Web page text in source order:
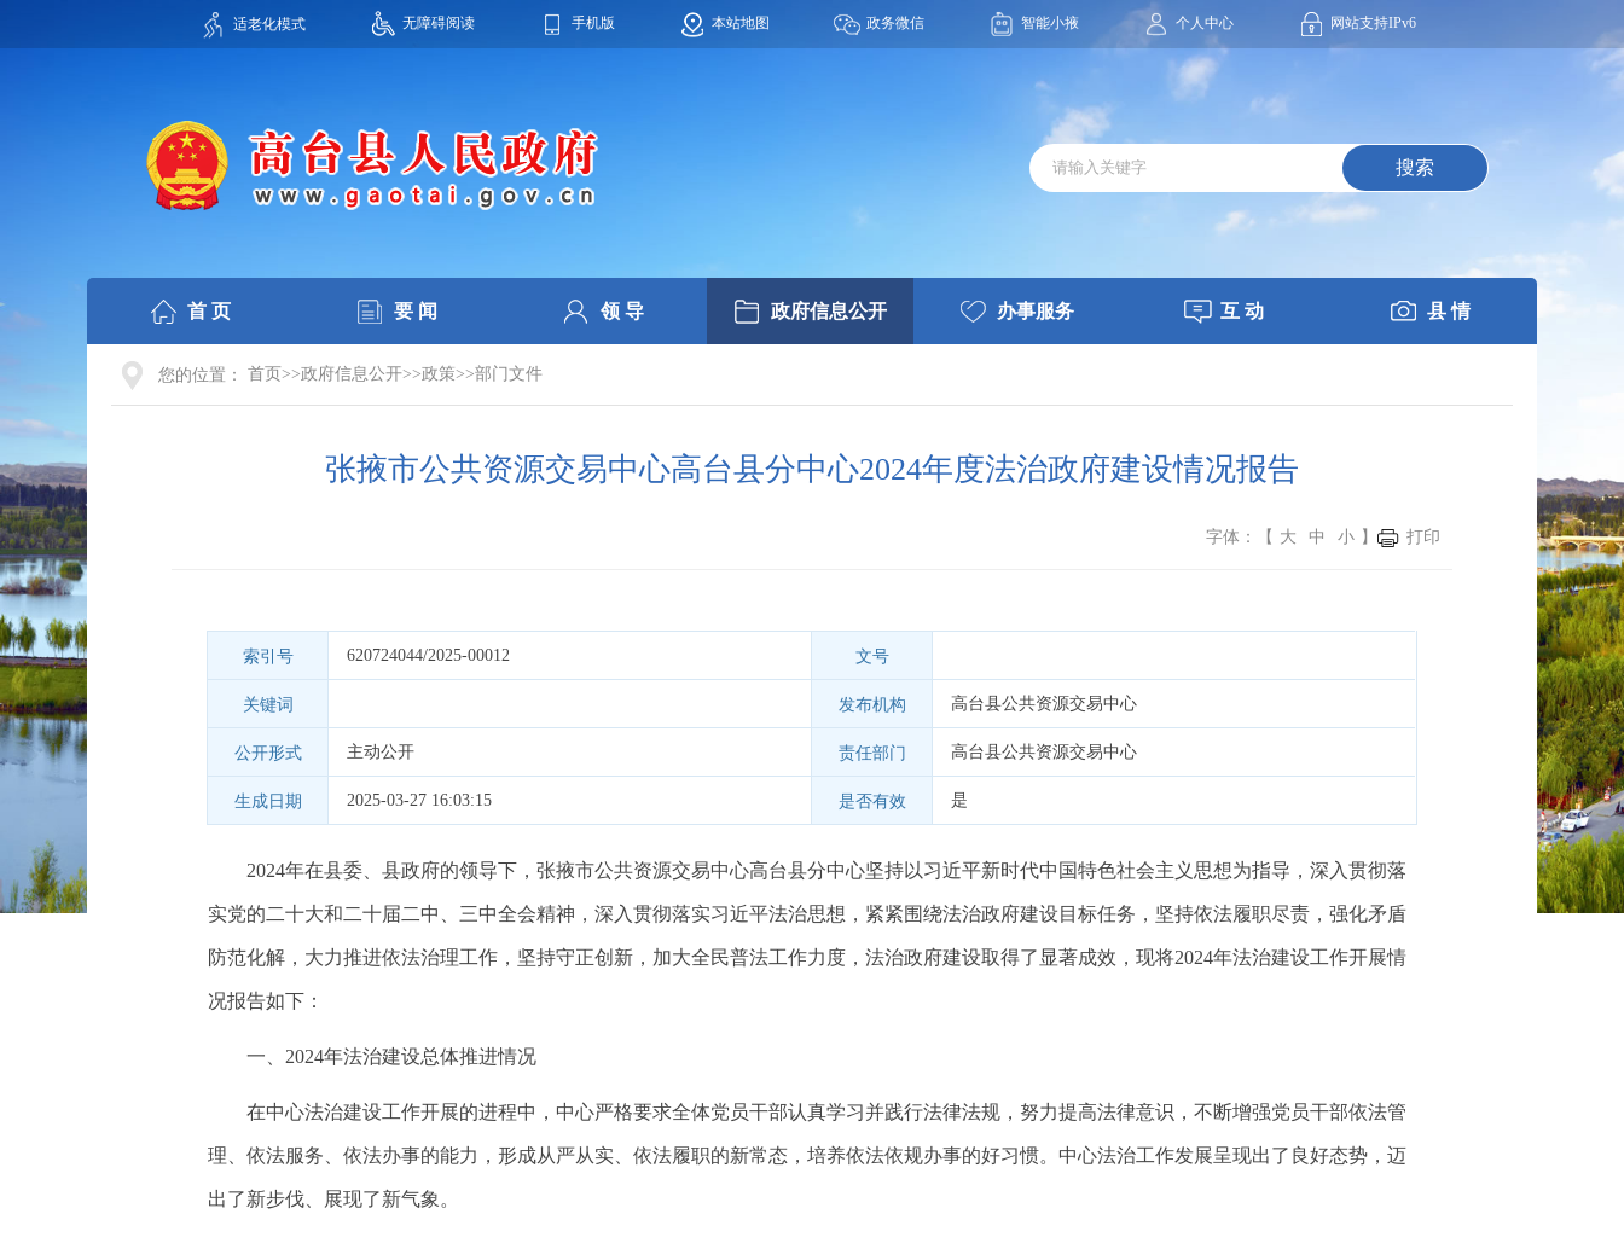
适老化模式 无障碍阅读 手机版 本站地图 政务微信 智能小掖 个人中心 网站支持IPv6
搜索
首 页 要 闻 领 导 政府信息公开 办事服务 互 动 县 情
您的位置： 首页>>政府信息公开>>政策>>部门文件
张掖市公共资源交易中心高台县分中心2024年度法治政府建设情况报告
字体：【 大 中 小 】 打印
索引号 620724044/2025-00012 文号
关键词 发布机构 高台县公共资源交易中心
公开形式 主动公开 责任部门 高台县公共资源交易中心
生成日期 2025-03-27 16:03:15 是否有效 是
2024年在县委、县政府的领导下，张掖市公共资源交易中心高台县分中心坚持以习近平新时代中国特色社会主义思想为指导，深入贯彻落
实党的二十大和二十届二中、三中全会精神，深入贯彻落实习近平法治思想，紧紧围绕法治政府建设目标任务，坚持依法履职尽责，强化矛盾
防范化解，大力推进依法治理工作，坚持守正创新，加大全民普法工作力度，法治政府建设取得了显著成效，现将2024年法治建设工作开展情
况报告如下：
一、2024年法治建设总体推进情况
在中心法治建设工作开展的进程中，中心严格要求全体党员干部认真学习并践行法律法规，努力提高法律意识，不断增强党员干部依法管
理、依法服务、依法办事的能力，形成从严从实、依法履职的新常态，培养依法依规办事的好习惯。中心法治工作发展呈现出了良好态势，迈
出了新步伐、展现了新气象。